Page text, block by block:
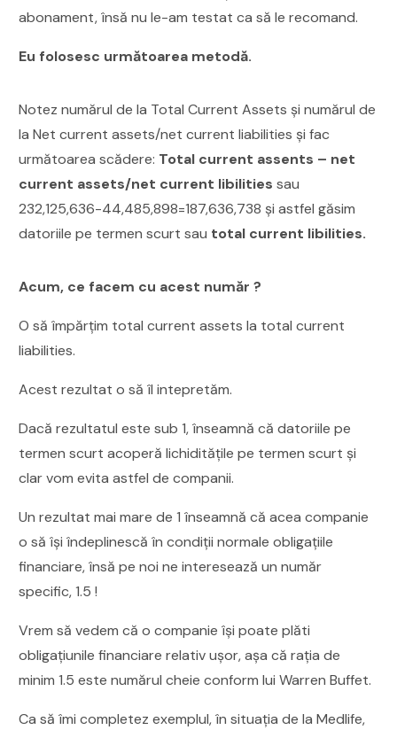
abonament, însă nu le-am testat ca să le recomand.
Eu folosesc următoarea metodă.
Notez numărul de la Total Current Assets și numărul de
la Net current assets/net current liabilities și fac
următoarea scădere: Total current assents – net
current assets/net current libilities sau
232,125,636-44,485,898=187,636,738 și astfel găsim
datoriile pe termen scurt sau total current libilities.
Acum, ce facem cu acest număr ?
O să împărțim total current assets la total current
liabilities.
Acest rezultat o să îl intepretăm.
Dacă rezultatul este sub 1, înseamnă că datoriile pe
termen scurt acoperă lichiditățile pe termen scurt și
clar vom evita astfel de companii.
Un rezultat mai mare de 1 înseamnă că acea companie
o să își îndeplinescă în condiții normale obligațiile
financiare, însă pe noi ne interesează un număr
specific, 1.5 !
Vrem să vedem că o companie își poate plăti
obligațiunile financiare relativ ușor, așa că rația de
minim 1.5 este numărul cheie conform lui Warren Buffet.
Ca să îmi completez exemplul, în situația de la Medlife,